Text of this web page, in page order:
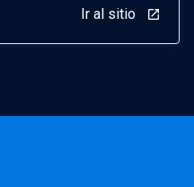
Ir al sitio launch